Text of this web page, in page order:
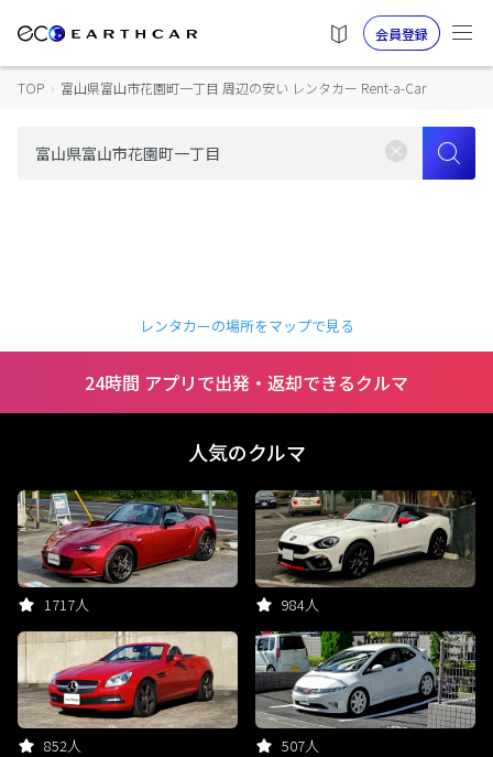
会員登録
TOP › 富山県富山市花園町一丁目 周辺の安い レンタカー Rent-a-Car
レンタカーの場所をマップで見る
24時間 アプリで出発・返却できるクルマ
人気のクルマ
1717人 984人
852人 507人